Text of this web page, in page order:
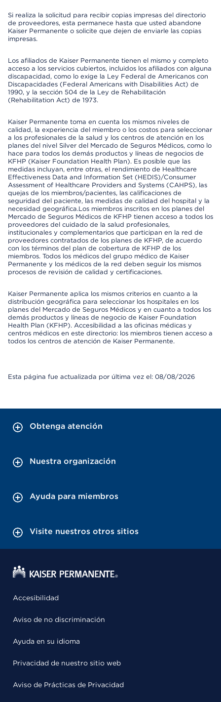
Si realiza la solicitud para recibir copias impresas del directorio
de proveedores, esta permanece hasta que usted abandone
Kaiser Permanente o solicite que dejen de enviarle las copias
impresas.
Los afiliados de Kaiser Permanente tienen el mismo y completo
acceso a los servicios cubiertos, incluidos los afiliados con alguna
discapacidad, como lo exige la Ley Federal de Americanos con
Discapacidades (Federal Americans with Disabilities Act) de
1990, y la sección 504 de la Ley de Rehabilitación
(Rehabilitation Act) de 1973.
Kaiser Permanente toma en cuenta los mismos niveles de
calidad, la experiencia del miembro o los costos para seleccionar
a los profesionales de la salud y los centros de atención en los
planes del nivel Silver del Mercado de Seguros Médicos, como lo
hace para todos los demás productos y líneas de negocios de
KFHP (Kaiser Foundation Health Plan). Es posible que las
medidas incluyan, entre otras, el rendimiento de Healthcare
Effectiveness Data and Information Set (HEDIS)/Consumer
Assessment of Healthcare Providers and Systems (CAHPS), las
quejas de los miembros/pacientes, las calificaciones de
seguridad del paciente, las medidas de calidad del hospital y la
necesidad geográfica.Los miembros inscritos en los planes del
Mercado de Seguros Médicos de KFHP tienen acceso a todos los
proveedores del cuidado de la salud profesionales,
institucionales y complementarios que participan en la red de
proveedores contratados de los planes de KFHP, de acuerdo
con los términos del plan de cobertura de KFHP de los
miembros. Todos los médicos del grupo médico de Kaiser
Permanente y los médicos de la red deben seguir los mismos
procesos de revisión de calidad y certificaciones.
Kaiser Permanente aplica los mismos criterios en cuanto a la
distribución geográfica para seleccionar los hospitales en los
planes del Mercado de Seguros Médicos y en cuanto a todos los
demás productos y líneas de negocio de Kaiser Foundation
Health Plan (KFHP). Accesibilidad a las oficinas médicas y
centros médicos en este directorio: los miembros tienen acceso a
todos los centros de atención de Kaiser Permanente.
Esta página fue actualizada por última vez el: 08/08/2026
Obtenga atención
Nuestra organización
Ayuda para miembros
Visite nuestros otros sitios
Accesibilidad
Aviso de no discriminación
Ayuda en su idioma
Privacidad de nuestro sitio web
Aviso de Prácticas de Privacidad